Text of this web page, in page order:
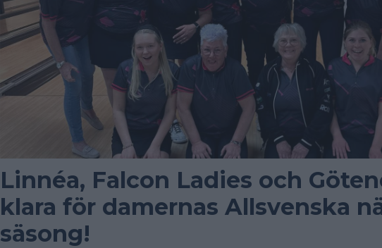
Linnéa, Falcon Ladies och
klara för damernas Allsvenska
säsong!